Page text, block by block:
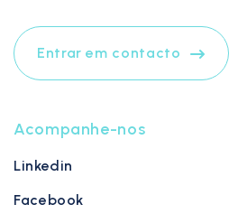
Entrar em contacto
Acompanhe-nos
Linkedin
Facebook